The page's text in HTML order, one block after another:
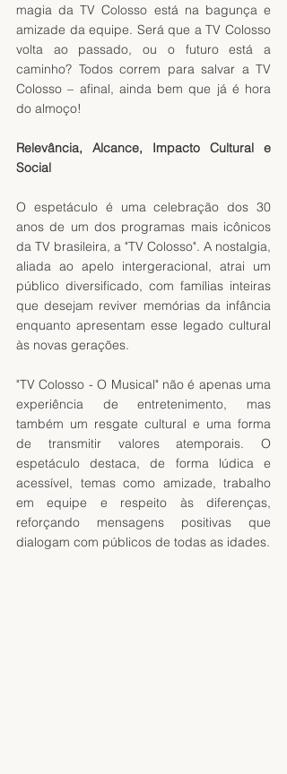
magia da TV Colosso está na bagunça e
amizade da equipe. Será que a TV Colosso
volta ao passado, ou o futuro está a
caminho? Todos correm para salvar a TV
Colosso – afinal, ainda bem que já é hora
do almoço!
Relevância, Alcance, Impacto Cultural e
Social
O espetáculo é uma celebração dos 30
anos de um dos programas mais icônicos
da TV brasileira, a "TV Colosso". A nostalgia,
aliada ao apelo intergeracional, atrai um
público diversificado, com famílias inteiras
que desejam reviver memórias da infância
enquanto apresentam esse legado cultural
às novas gerações.
"TV Colosso - O Musical" não é apenas uma
experiência de entretenimento, mas
também um resgate cultural e uma forma
de transmitir valores atemporais. O
espetáculo destaca, de forma lúdica e
acessível, temas como amizade, trabalho
em equipe e respeito às diferenças,
reforçando mensagens positivas que
dialogam com públicos de todas as idades.